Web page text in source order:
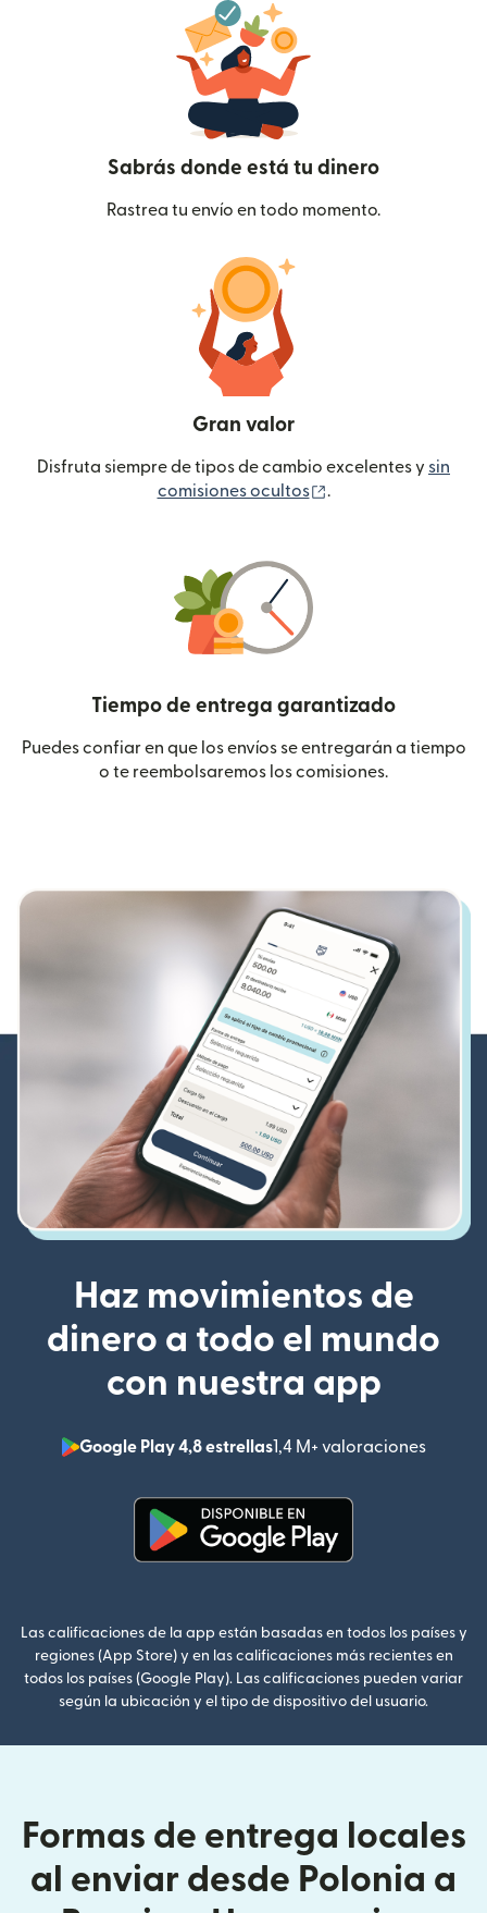
Sabrás donde está tu dinero
Rastrea tu envío en todo momento.
Gran valor
Disfruta siempre de tipos de cambio excelentes y sin
comisiones ocultos
.
Tiempo de entrega garantizado
Puedes confiar en que los envíos se entregarán a tiempo
o te reembolsaremos los comisiones.
Haz movimientos de
dinero a todo el mundo
con nuestra app
Google Play 4,8 estrellas1,4 M+ valoraciones
(se
Las calificaciones de la app están basadas en todos los países y
regiones (App Store) y en las calificaciones más recientes en
todos los países (Google Play). Las calificaciones pueden variar
según la ubicación y el tipo de dispositivo del usuario.
Formas de entrega locales
al enviar desde Polonia a